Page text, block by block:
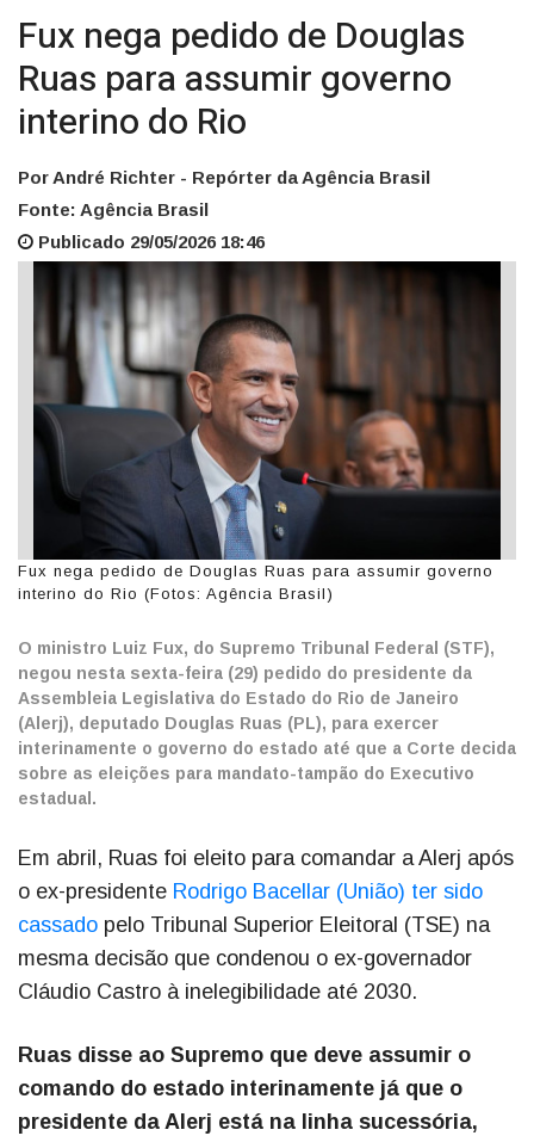
Fux nega pedido de Douglas
Ruas para assumir governo
interino do Rio
Por André Richter - Repórter da Agência Brasil
Fonte: Agência Brasil
Publicado 29/05/2026 18:46
Fux nega pedido de Douglas Ruas para assumir governo
interino do Rio (Fotos: Agência Brasil)
O ministro Luiz Fux, do Supremo Tribunal Federal (STF),
negou nesta sexta-feira (29) pedido do presidente da
Assembleia Legislativa do Estado do Rio de Janeiro
(Alerj), deputado Douglas Ruas (PL), para exercer
interinamente o governo do estado até que a Corte decida
sobre as eleições para mandato-tampão do Executivo
estadual.
Em abril, Ruas foi eleito para comandar a Alerj após
o ex-presidente Rodrigo Bacellar (União) ter sido
cassado pelo Tribunal Superior Eleitoral (TSE) na
mesma decisão que condenou o ex-governador
Cláudio Castro à inelegibilidade até 2030.
Ruas disse ao Supremo que deve assumir o
comando do estado interinamente já que o
presidente da Alerj está na linha sucessória,